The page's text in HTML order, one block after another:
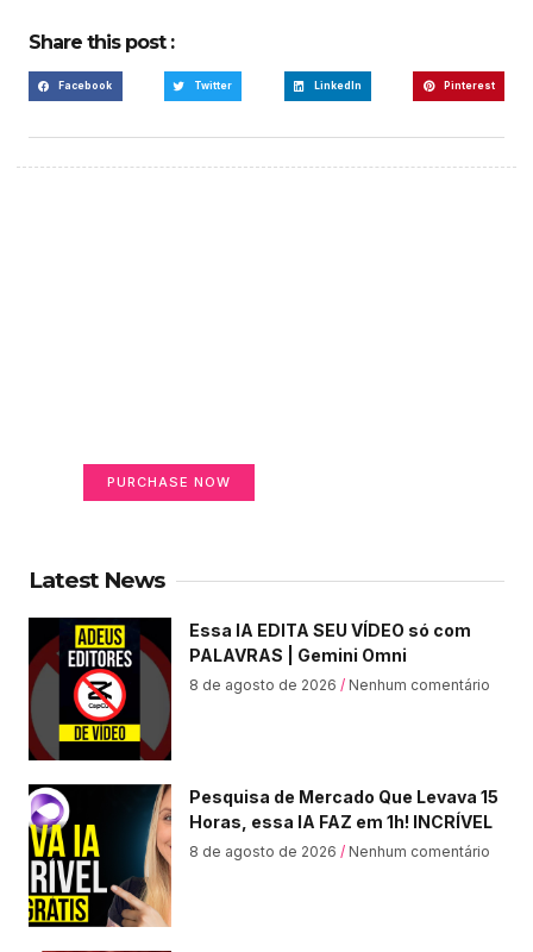
Share this post :
Facebook Twitter LinkedIn Pinterest
PURCHASE NOW
Latest News
Essa IA EDITA SEU VÍDEO só com
PALAVRAS | Gemini Omni
8 de agosto de 2026 Nenhum comentário
Pesquisa de Mercado Que Levava 15
Horas, essa IA FAZ em 1h! INCRÍVEL
8 de agosto de 2026 Nenhum comentário